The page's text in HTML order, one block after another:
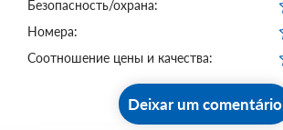
Безопасность/охрана:
Номера:
Соотношение цены и качества:
Deixar um comentário